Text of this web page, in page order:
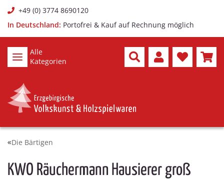
+49 (0) 3774 8690120
In Deutschland: Portofrei & Kauf auf Rechnung möglich
Alle
Kategorien
Die Bärtigen
KWO Räuchermann Hausierer groß